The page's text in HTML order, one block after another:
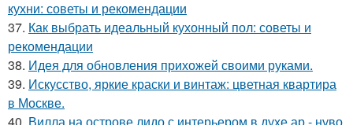
кухни: советы и рекомендации
37. Как выбрать идеальный кухонный пол: советы и
рекомендации
38. Идея для обновления прихожей своими руками.
39. Искусство, яркие краски и винтаж: цветная квартира
в Москве.
40. Вилла на острове лидо с интерьером в духе ар - нуво